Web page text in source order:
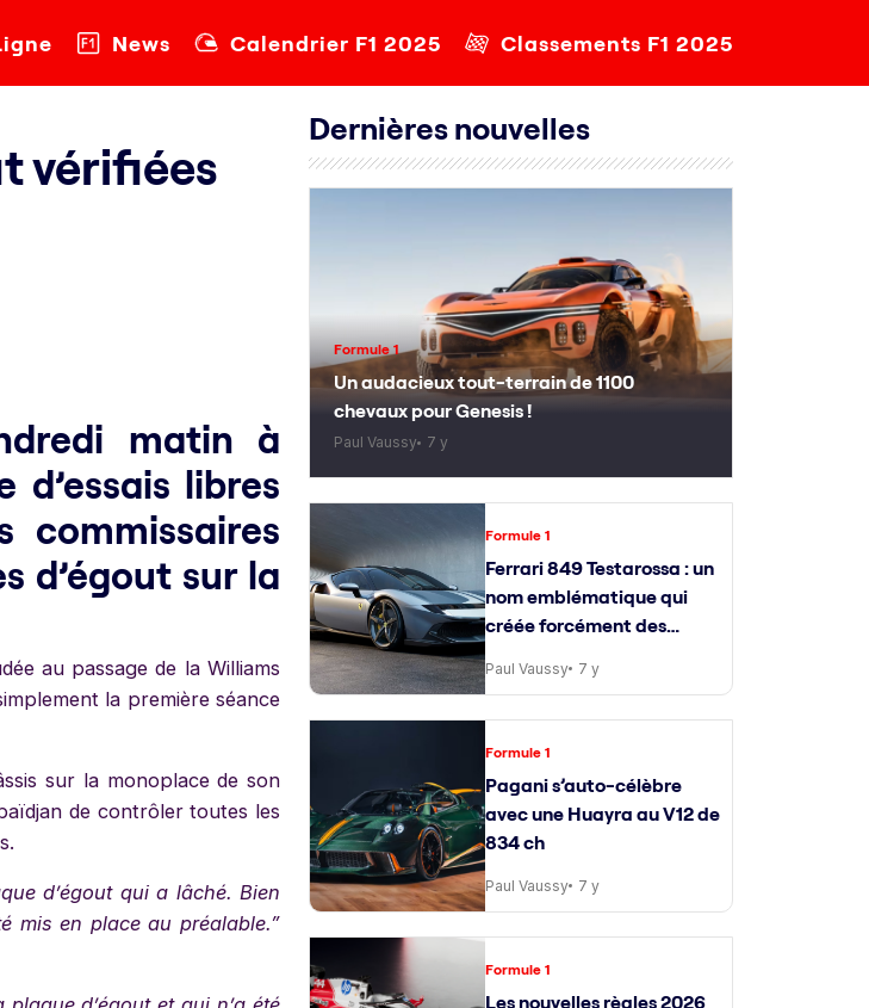
News Calendrier F1 2025 Classements F1 2025
vérifiées
matin à
libres
commissaires
d’égout sur la
au passage de la Williams
la première séance
sur la monoplace de son
de contrôler toutes les
d’égout qui a lâché. Bien
mis en place au préalable.”
Dernières nouvelles
Formule 1
Un audacieux tout-terrain de 1100
chevaux pour Genesis !
Paul Vaussy 7 y
Formule 1
Ferrari 849 Testarossa : un
nom emblématique qui
créée forcément des
attentes
Paul Vaussy 7 y
Formule 1
Pagani s’auto-célèbre
avec une Huayra au V12 de
834 ch
Paul Vaussy 7 y
Formule 1
Les nouvelles règles 2026